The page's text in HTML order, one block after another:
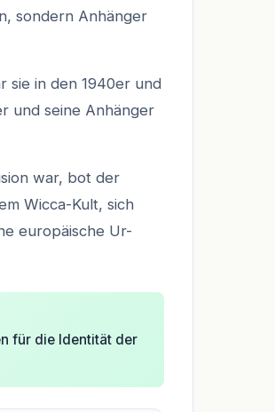
sondern Anhänger
sie in den 1940er und
und seine Anhänger
war, bot der
Wicca-Kult, sich
europäische Ur-
für die Identität der